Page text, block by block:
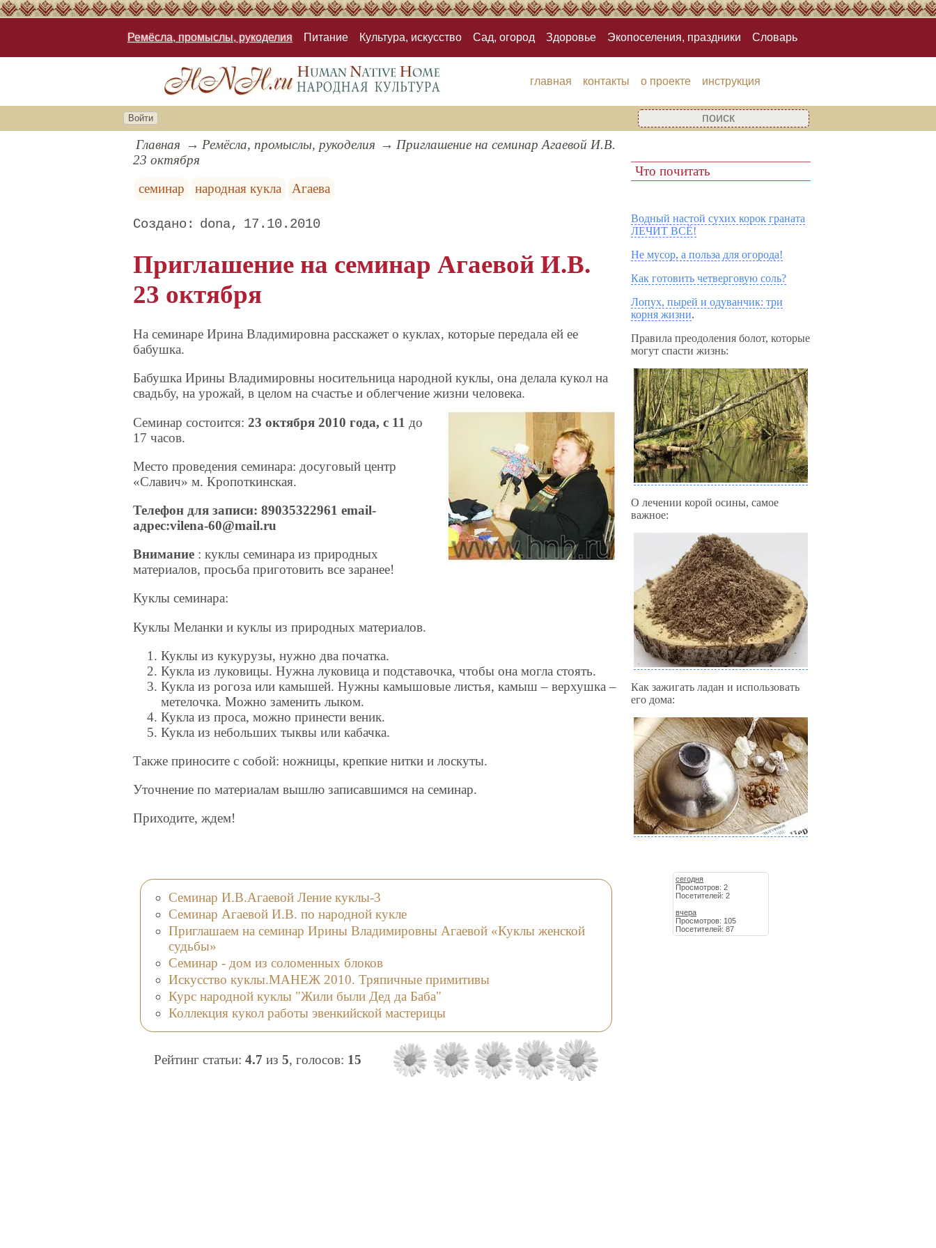
Ремёсла, промыслы, рукоделия Питание Культура, искусство Сад, огород Здоровье Экопоселения, праздники Словарь
главная контакты о проекте инструкция
Войти
Главная Ремёсла, промыслы, рукоделия
Приглашение на семинар Агаевой И.В.
23 октября
семинар
народная кукла Агаева
dona 17.10.2010
Приглашение на семинар Агаевой И.В.
23 октября
На семинаре Ирина Владимировна расскажет о куклах, которые передала ей ее
бабушка.
Бабушка Ирины Владимировны носительница народной куклы, она делала кукол на
свадьбу, на урожай, в целом на счастье и облегчение жизни человека.
Семинар состоится:23 октября 2010 года, с 11 до
17 часов.
Место проведения семинара: досуговый центр
«Славич» м. Кропоткинская.
Телефон для записи: 89035322961 email-
адрес:vilena-60@mail.ru
Внимание : куклы семинара из природных
материалов, просьба приготовить все заранее!
Куклы семинара:
Куклы Меланки и куклы из природных материалов.
Куклы из кукурузы, нужно два початка.
Кукла из луковицы. Нужна луковица и подставочка, чтобы она могла стоять.
Кукла из рогоза или камышей. Нужны камышовые листья, камыш – верхушка –
метелочка. Можно заменить лыком.
Кукла из проса, можно принести веник.
Кукла из небольших тыквы или кабачка.
Также приносите с собой: ножницы, крепкие нитки и лоскуты.
Уточнение по материалам вышлю записавшимся на семинар.
Приходите, ждем!
Семинар И.В.Агаевой Ление куклы-3
Семинар Агаевой И.В. по народной кукле
Приглашаем на семинар Ирины Владимировны Агаевой «Куклы женской
судьбы»
Семинар - дом из соломенных блоков
Искусство куклы.МАНЕЖ 2010. Тряпичные примитивы
Курс народной куклы "Жили были Дед да Баба"
Коллекция кукол работы эвенкийской мастерицы
Рейтинг статьи: 4.7 из 5, голосов: 15
Что почитать
Водный настой сухих корок граната
ЛЕЧИТ ВСЁ!
Не мусор, а польза для огорода!
Как готовить четверговую соль?
Лопух, пырей и одуванчик: три
корня жизни.
Правила преодоления болот, которые
могут спасти жизнь:
О лечении корой осины, самое
важное:
Как зажигать ладан и использовать
его дома:
сегодня
Просмотров: 2
Посетителей: 2
вчера
Просмотров: 105
Посетителей: 87